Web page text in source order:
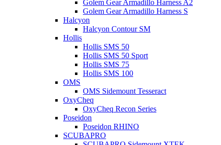
Golem Gear Armadillo Harness A2
Golem Gear Armadillo Harness S
Halcyon
Halcyon Contour SM
Hollis
Hollis SMS 50
Hollis SMS 50 Sport
Hollis SMS 75
Hollis SMS 100
OMS
OMS Sidemount Tesseract
OxyCheq
OxyCheq Recon Series
Poseidon
Poseidon RHINO
SCUBAPRO